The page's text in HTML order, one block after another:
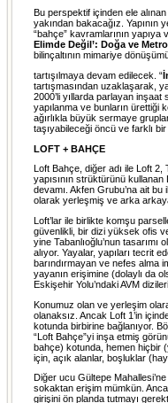
Bu perspektif içinden ele alınan
yakından bakacağız. Yapının
“bahçe” kavramlarının yapıya
Elimde Değil’: Doğa ve
bilinçaltının mimariye
tartışılmaya devam edilecek. “
tartışmasından uzaklaşarak,
2000’li yıllarda parlayan
yapılanma ve bunların
ağırlıkla büyük sermaye
taşıyabileceği öncü ve farklı
LOFT + BAHÇE
Loft Bahçe, diğer adı ile Loft
yapısının strüktürünü
devamı. Akfen Grubu’na ait
olarak yerleşmiş ve arka
Loft’lar ile birlikte komşu
güvenlikli, bir dizi yüksek ofis
yine Tabanlıoğlu’nun
alıyor. Yayalar, yapıları tecrit
barındırmayan ve nefes alma
yayanın erişimine (dolaylı da
Eskişehir Yolu’ndaki AVM
Konumuz olan ve yerleşim
olanaksız. Ancak Loft 1’in
kotunda birbirine bağlanıyor.
“Loft Bahçe”yi inşa etmiş
bahçe) kotunda, hemen hiçbir
için, açık alanlar, boşluklar
Diğer ucu Gültepe
sokaktan erişim mümkün.
girişini ön planda tutmayı